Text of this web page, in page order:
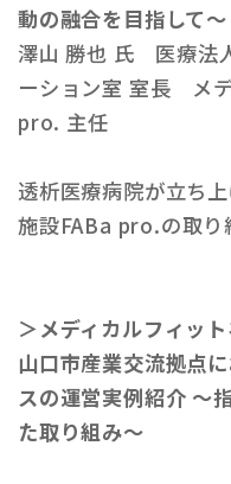
動の融合を目指して〜
澤山 勝也 氏 医療法
ーション室 室長 メ
pro. 主任
透析医療病院が立ち
施設FABa pro.の取り
＞メディカルフィッ
山口市産業交流拠点
スの運営実例紹介 ～
た取り組み～